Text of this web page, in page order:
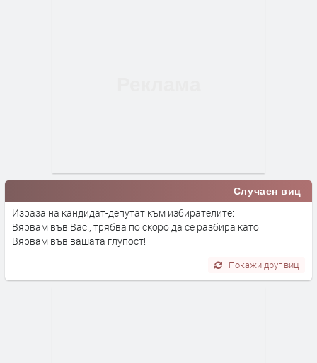
Случаен виц
Израза на кандидат-депутат към избирателите:
Вярвам във Вас!, трябва по скоро да се разбира като:
Вярвам във вашата глупост!
Покажи друг виц